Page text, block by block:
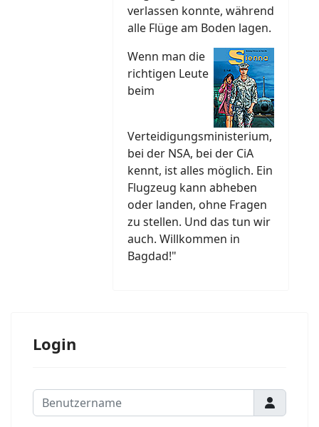
verlassen konnte, während
alle Flüge am Boden lagen.
Wenn man die
richtigen Leute
beim
Verteidigungsministerium,
bei der NSA, bei der CiA
kennt, ist alles möglich. Ein
Flugzeug kann abheben
oder landen, ohne Fragen
zu stellen. Und das tun wir
auch. Willkommen in
Bagdad!"
Login
Benutzername